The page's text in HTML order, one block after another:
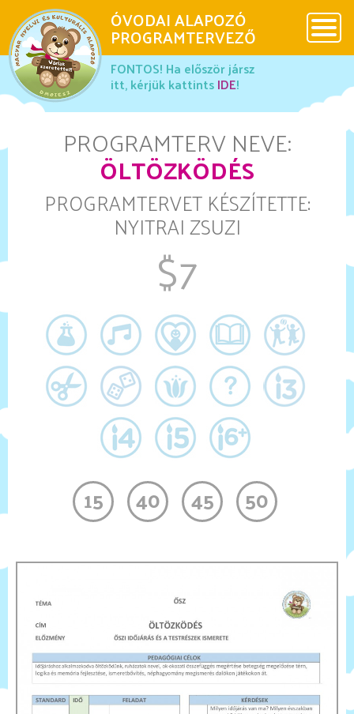
x
x
x
DMOIESZ
Használati útmutató
Különleges programok
Más érdekességek
Kapcsolat
Gyűjteményem
ÓVODAI ALAPOZÓ
PROGRAMTERVEZŐ
FONTOS! Ha először jársz
itt, kérjük kattintsIDE!
PROGRAMTERV NEVE:
ÖLTÖZKÖDÉS
PROGRAMTERVET KÉSZÍTETTE:
NYITRAI ZSUZI
$7
15 40 45 50